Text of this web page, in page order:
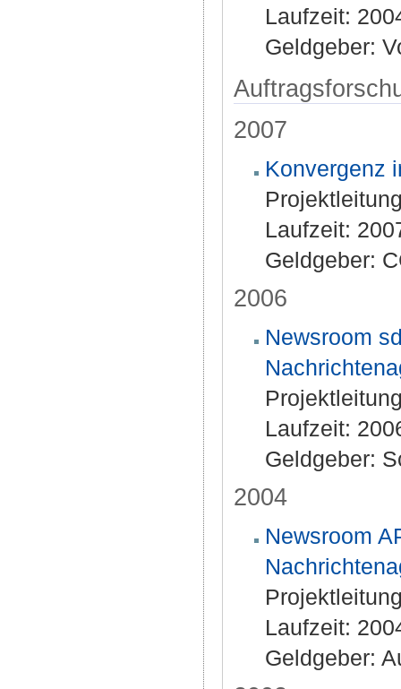
Laufzeit:
Geldgeber:
2007
Konvergenz
Laufzeit:
Geldgeber:
2006
Newsroom
Laufzeit:
Geldgeber:
2004
Newsroom
Laufzeit:
Geldgeber: